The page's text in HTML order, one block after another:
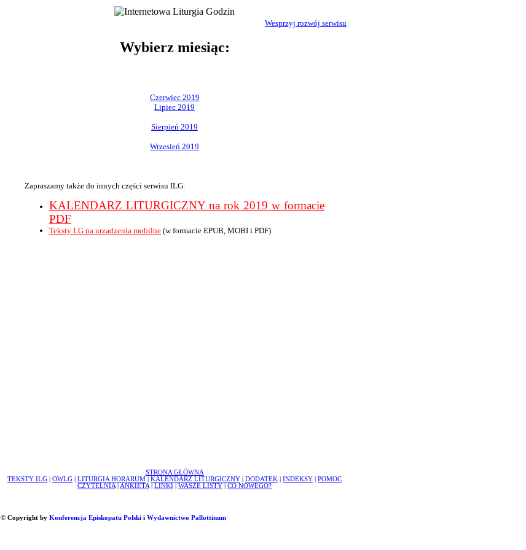
Wesprzyj rozwój serwisu
Wybierz miesiąc:
Czerwiec 2019
Lipiec 2019
Sierpień 2019
Wrzesień 2019
Zapraszamy także do innych części serwisu ILG:
KALENDARZ LITURGICZNY na rok 2019 w formacie
PDF
Teksty LG na urządzenia mobilne (w formacie EPUB, MOBI i PDF)
STRONA GŁÓWNA
TEKSTY ILG
OWLG LITURGIA HORARUM KALENDARZ LITURGICZNY DODATEK INDEKSY
POMOC
CZYTELNIA
ANKIETA LINKI WASZE LISTY CO NOWEGO?
© Copyright by Konferencja Episkopatu Polskii Wydawnictwo Pallottinum